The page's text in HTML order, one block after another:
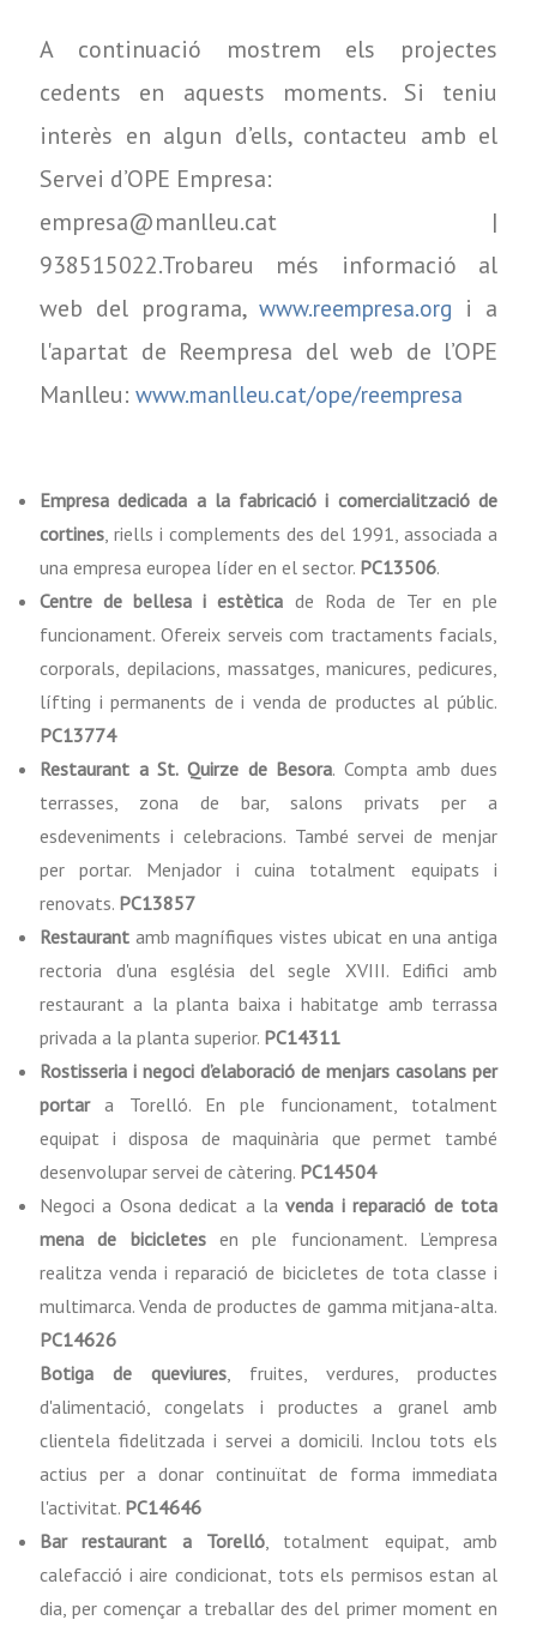
A continuació mostrem els projectes
cedents en aquests moments. Si teniu
interès en algun d’ells, contacteu amb el
Servei d’OPE Empresa:
empresa@manlleu.cat |
938515022.Trobareu més informació al
web del programa, www.reempresa.org i a
l'apartat de Reempresa del web de l’OPE
Manlleu: www.manlleu.cat/ope/reempresa
Empresa dedicada a la fabricació i comercialització de
cortines, riells i complements des del 1991, associada a
una empresa europea líder en el sector. PC13506.
Centre de bellesa i estètica de Roda de Ter en ple
funcionament. Ofereix serveis com tractaments facials,
corporals, depilacions, massatges, manicures, pedicures,
lífting i permanents de i venda de productes al públic.
PC13774
Restaurant a St. Quirze de Besora. Compta amb dues
terrasses, zona de bar, salons privats per a
esdeveniments i celebracions. També servei de menjar
per portar. Menjador i cuina totalment equipats i
renovats. PC13857
Restaurant amb magnífiques vistes ubicat en una antiga
rectoria d'una església del segle XVIII. Edifici amb
restaurant a la planta baixa i habitatge amb terrassa
privada a la planta superior. PC14311
Rostisseria i negoci d’elaboració de menjars casolans per
portara Torelló. En ple funcionament, totalment
equipat i disposa de maquinària que permet també
desenvolupar servei de càtering. PC14504
Negoci a Osona dedicat a lavenda i reparació de tota
mena de bicicletesen ple funcionament. L’empresa
realitza venda i reparació de bicicletes de tota classe i
multimarca. Venda de productes de gamma mitjana-alta.
PC14626
Botiga de queviures, fruites, verdures, productes
d'alimentació, congelats i productes a granel amb
clientela fidelitzada i servei a domicili. Inclou tots els
actius per a donar continuïtat de forma immediata
l'activitat. PC14646
Bar restaurant a Torelló, totalment equipat, amb
calefacció i aire condicionat, tots els permisos estan al
dia, per començar a treballar des del primer moment en